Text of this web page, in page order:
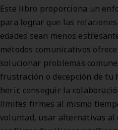
Este libro proporciona un
para lograr que las
edades sean menos
métodos comunicativos
solucionar problemas
frustración o decepción de
herir, conseguir la
límites firmes al mismo
voluntad, usar alternativas al